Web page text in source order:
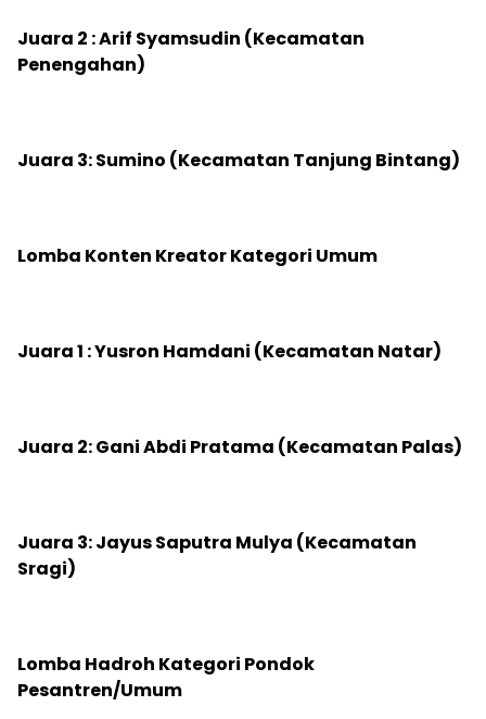
‎Juara 2 : Arif Syamsudin (Kecamatan
Penengahan)
‎Juara 3: Sumino (Kecamatan Tanjung Bintang)
‎Lomba Konten Kreator Kategori Umum
‎Juara 1 : Yusron Hamdani (Kecamatan Natar)
‎Juara 2: Gani Abdi Pratama (Kecamatan Palas)
‎Juara 3: Jayus Saputra Mulya (Kecamatan
Sragi)
‎Lomba Hadroh Kategori Pondok
Pesantren/Umum